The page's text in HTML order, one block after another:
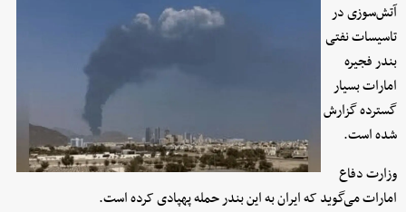
آتش‌سوزی در
تاسیسات نفتی
بندر فجیره
امارات بسیار
گسترده گزارش
شده است.
وزارت دفاع
امارات می‌گوید که ایران به این بندر حمله پهپادی کرده است.